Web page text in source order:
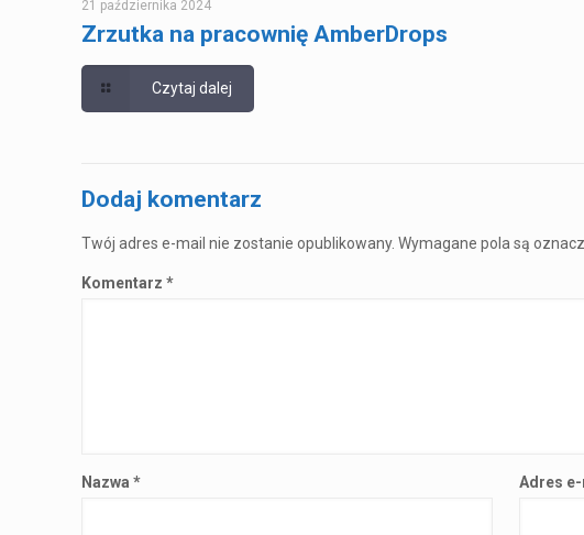
21 października 2024
Zrzutka na pracownię AmberDrops
Czytaj dalej
Dodaj komentarz
Twój adres e-mail nie zostanie opublikowany. Wymagane pola są
Komentarz*
Nazwa* Adres